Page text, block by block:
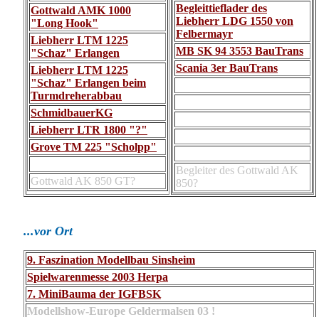
Gottwald AMK 1000
"Long Hook"
Liebherr LTM 1225
"Schaz" Erlangen
Liebherr LTM 1225
"Schaz" Erlangen beim
Turmdreherabbau
SchmidbauerKG
Liebherr LTR 1800 "?"
Grove TM 225 "Scholpp"
Gottwald AK 850 GT?
Begleittieflader des
Liebherr LDG 1550 von
Felbermayr
MB SK 94 3553 BauTrans
Scania 3er BauTrans
Begleiter des Gottwald AK
850?
...vor Ort
9. Faszination Modellbau Sinsheim
Spielwarenmesse 2003 Herpa
7. MiniBauma der IGFBSK
Modellshow-Europe Geldermalsen 03 !